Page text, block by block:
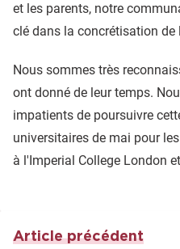
et les parents, notre
clé dans la concrétisation
Nous sommes très
ont donné de leur temps.
impatients de poursuivre
universitaires de mai pour
à l'Imperial College London
Article précédent